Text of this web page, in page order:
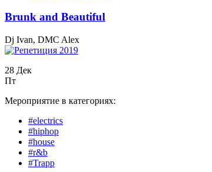
Вrunk and Beautiful
Dj Ivan, DMC Alex
28 Дек
Пт
Мероприятие в категориях:
#electrics
#hiphop
#house
#r&b
#Trapp